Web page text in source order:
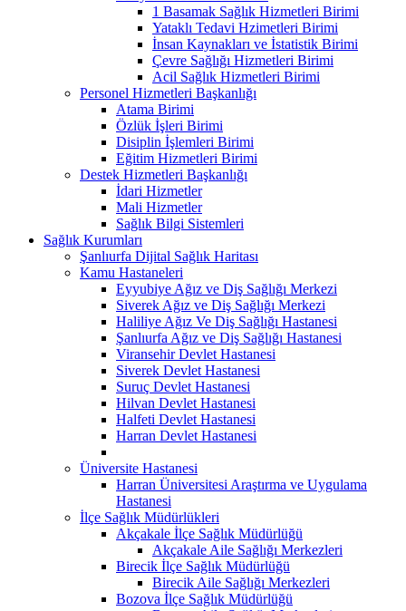
1 Basamak Sağlık Hizmetleri Birimi
Yataklı Tedavi Hzimetleri Birimi
İnsan Kaynakları ve İstatistik Birimi
Çevre Sağlığı Hizmetleri Birimi
Acil Sağlık Hizmetleri Birimi
Personel Hizmetleri Başkanlığı
Atama Birimi
Özlük İşleri Birimi
Disiplin İşlemleri Birimi
Eğitim Hizmetleri Birimi
Destek Hizmetleri Başkanlığı
İdari Hizmetler
Mali Hizmetler
Sağlık Bilgi Sistemleri
Sağlık Kurumları
Şanlıurfa Dijital Sağlık Haritası
Kamu Hastaneleri
Eyyubiye Ağız ve Diş Sağlığı Merkezi
Siverek Ağız ve Diş Sağlığı Merkezi
Haliliye Ağız Ve Diş Sağlığı Hastanesi
Şanlıurfa Ağız ve Diş Sağlığı Hastanesi
Viransehir Devlet Hastanesi
Siverek Devlet Hastanesi
Suruç Devlet Hastanesi
Hilvan Devlet Hastanesi
Halfeti Devlet Hastanesi
Harran Devlet Hastanesi
Üniversite Hastanesi
Harran Üniversitesi Araştırma ve Uygulama
Hastanesi
İlçe Sağlık Müdürlükleri
Akçakale İlçe Sağlık Müdürlüğü
Akçakale Aile Sağlığı Merkezleri
Birecik İlçe Sağlık Müdürlüğü
Birecik Aile Sağlığı Merkezleri
Bozova İlçe Sağlık Müdürlüğü